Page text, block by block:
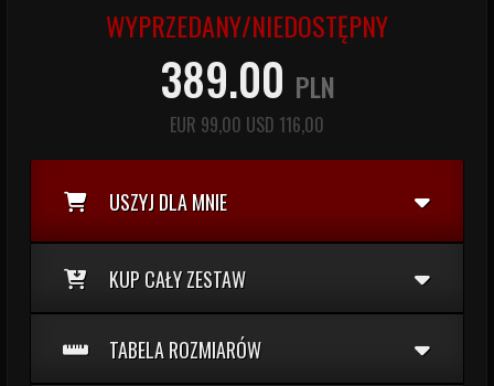
WYPRZEDANY/NIEDOSTĘPNY
389.00 PLN
EUR 99,00 USD 116,00
USZYJ DLA MNIE
KUP CAŁY ZESTAW
TABELA ROZMIARÓW